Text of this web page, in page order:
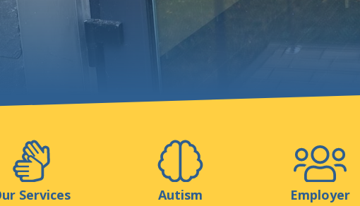
Support us
Services Autism Employer